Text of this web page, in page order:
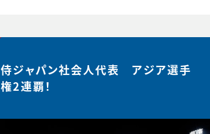
侍ジャパン社会人代表 アジア選手
権2連覇！